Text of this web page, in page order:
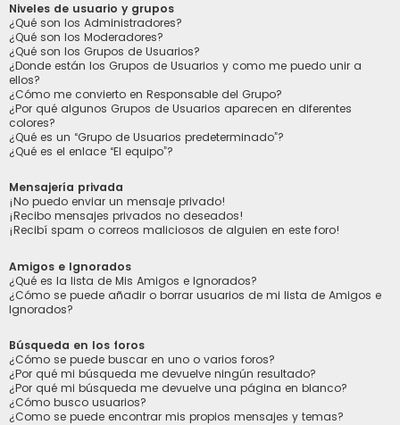
Niveles de usuario y grupos
¿Qué son los Administradores?
¿Qué son los Moderadores?
¿Qué son los Grupos de Usuarios?
¿Donde están los Grupos de Usuarios y como me puedo unir a
ellos?
¿Cómo me convierto en Responsable del Grupo?
¿Por qué algunos Grupos de Usuarios aparecen en diferentes
colores?
¿Qué es un “Grupo de Usuarios predeterminado”?
¿Qué es el enlace “El equipo”?
Mensajería privada
¡No puedo enviar un mensaje privado!
¡Recibo mensajes privados no deseados!
¡Recibí spam o correos maliciosos de alguien en este foro!
Amigos e Ignorados
¿Qué es la lista de Mis Amigos e Ignorados?
¿Cómo se puede añadir o borrar usuarios de mi lista de Amigos e
Ignorados?
Búsqueda en los foros
¿Cómo se puede buscar en uno o varios foros?
¿Por qué mi búsqueda me devuelve ningún resultado?
¿Por qué mi búsqueda me devuelve una página en blanco?
¿Cómo busco usuarios?
¿Como se puede encontrar mis propios mensajes y temas?